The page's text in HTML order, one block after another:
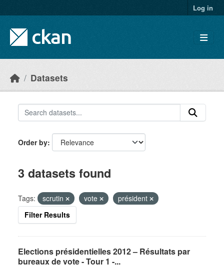
Log in
Datasets
Order by
3 datasets found
Tags: scrutin vote
président
Filter Results
Elections présidentielles 2012 – Résultats par
bureaux de vote - Tour 1 -...